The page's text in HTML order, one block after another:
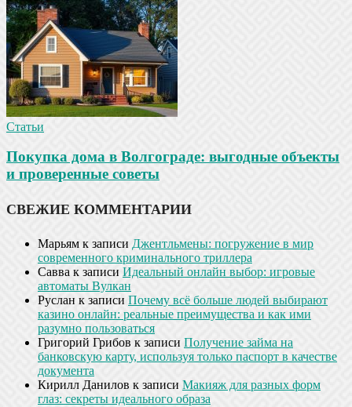
Статьи
Покупка дома в Волгограде: выгодные объекты
и проверенные советы
СВЕЖИЕ КОММЕНТАРИИ
Марьям к записи Джентльмены: погружение в мир
современного криминального триллера
Савва к записи Идеальный онлайн выбор: игровые
автоматы Вулкан
Руслан к записи Почему всё больше людей выбирают
казино онлайн: реальные преимущества и как ими
разумно пользоваться
Григорий Грибов к записи Получение займа на
банковскую карту, используя только паспорт в качестве
документа
Кирилл Данилов к записи Макияж для разных форм
глаз: секреты идеального образа